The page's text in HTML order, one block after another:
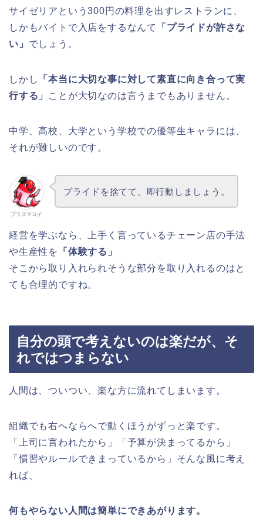
サイゼリアという300円の料理を出すレストランに、
しかもバイトで入店をするなんて
「プライドが許さな
い」 でしょう。
しかし
「本当に大切な事に対して素直に向き合って実
行する」
ことが大切なのは言うまでもありません。
中学、高校、大学という学校での優等生キャラには、
それが難しいのです。
プラズマコイ
プライドを捨てて、即行動しましょう。
経営を学ぶなら、上手く言っているチェーン店の手法
や生産性を
「体験する」
そこから取り入れられそうな部分を取り入れるのはと
ても合理的ですね。
自分の頭で考えないのは楽だが、そ
れではつまらない
人間は、ついつい、楽な方に流れてしまいます。
組織でも右へならへで動くほうがずっと楽です。
「上司に言われたから」「予算が決まってるから」
「慣習やルールできまっているから」そんな風に考え
れば、
何もやらない人間は簡単にできあがります。